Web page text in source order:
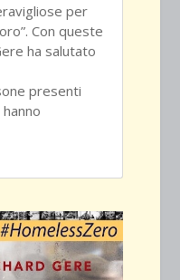
per
Con queste
ha salutato
presenti